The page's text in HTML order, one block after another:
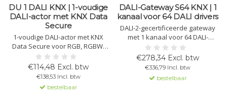
DU 1 DALI KNX | 1-voudige
DALI-actor met KNX Data
Secure
1-voudige DALI-actor met KNX
Data Secure voor RGB, RGBW,
Tunable White en DT8-
armaturen, voorzien van 2
binaire ingangen, geïntegreerde
compacte inbouwmodule.
€114,48 Excl. btw
€138,53 Incl. btw
bestelbaar
DALI-Gateway S64 KNX | 1
kanaal voor 64 DALI drivers
DALI-2-gecertificeerde gateway
met 1 kanaal voor 64 DALI-
lampen. (16) groepbesturing, (16)
scènes, effecten en (DT8)
kleurregeling. Eenvoudige
ETS DCA.
€278,34 Excl. btw
€336,79 Incl. btw
bestelbaar